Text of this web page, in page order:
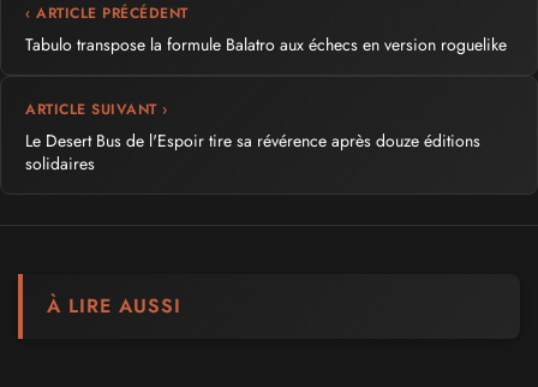
‹ ARTICLE PRÉCÉDENT
Tabulo transpose la formule Balatro aux échecs en version roguelike
ARTICLE SUIVANT ›
Le Desert Bus de l'Espoir tire sa révérence après douze éditions
solidaires
À LIRE AUSSI